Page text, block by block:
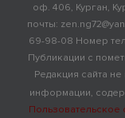
оф. 406, Курган,
почты:
69-98-08 Номер
Публикации с
Редакция сайта
информации,
Пользовательское